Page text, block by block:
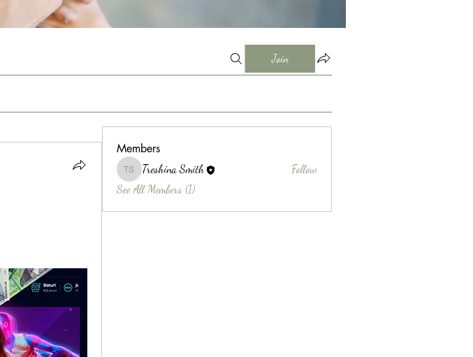
Join
Members
Treshina Smith
Treshina Smith
Follow
See All Members (1)